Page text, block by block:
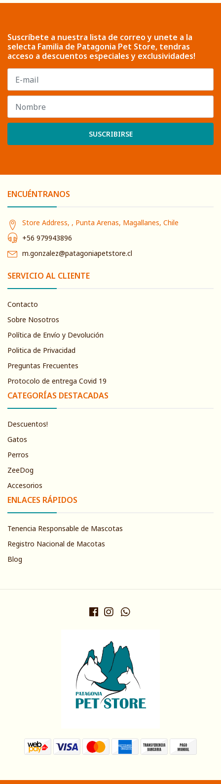
Suscríbete a nuestra lista de correo y unete a la
selecta Familia de Patagonia Pet Store, tendras
acceso a descuentos especiales y exclusividades!
SUSCRIBIRSE
ENCUÉNTRANOS
Store Address, , Punta Arenas, Magallanes, Chile
+56 979943896
m.gonzalez@patagoniapetstore.cl
SERVICIO AL CLIENTE
Contacto
Sobre Nosotros
Política de Envío y Devolución
Politica de Privacidad
Preguntas Frecuentes
Protocolo de entrega Covid 19
CATEGORÍAS DESTACADAS
Descuentos!
Gatos
Perros
ZeeDog
Accesorios
ENLACES RÁPIDOS
Tenencia Responsable de Mascotas
Registro Nacional de Macotas
Blog